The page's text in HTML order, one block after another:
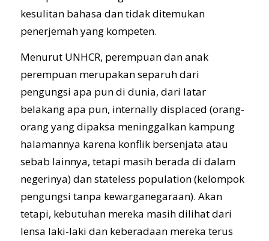
kesulitan bahasa dan tidak ditemukan
penerjemah yang kompeten.
Menurut UNHCR, perempuan dan anak
perempuan merupakan separuh dari
pengungsi apa pun di dunia, dari latar
belakang apa pun, internally displaced (orang-
orang yang dipaksa meninggalkan kampung
halamannya karena konflik bersenjata atau
sebab lainnya, tetapi masih berada di dalam
negerinya) dan stateless population (kelompok
pengungsi tanpa kewarganegaraan). Akan
tetapi, kebutuhan mereka masih dilihat dari
lensa laki-laki dan keberadaan mereka terus